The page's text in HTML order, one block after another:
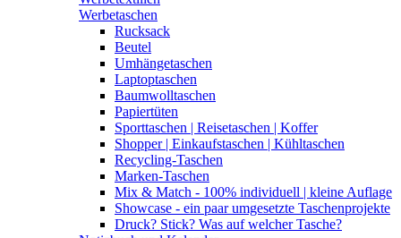
Werbetaschen
Rucksack
Beutel
Umhängetaschen
Laptoptaschen
Baumwolltaschen
Papiertüten
Sporttaschen | Reisetaschen | Koffer
Shopper | Einkaufstaschen | Kühltaschen
Recycling-Taschen
Marken-Taschen
Mix & Match - 100% individuell | kleine Auflage
Showcase - ein paar umgesetzte Taschenprojekte
Druck? Stick? Was auf welcher Tasche?